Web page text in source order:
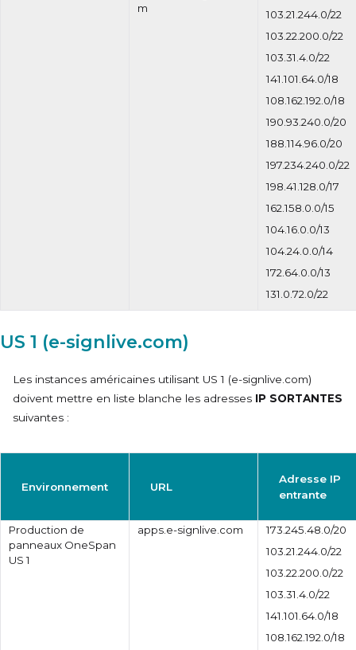
m
103.21.244.0/22
103.22.200.0/22
103.31.4.0/22
141.101.64.0/18
108.162.192.0/18
190.93.240.0/20
188.114.96.0/20
197.234.240.0/22
198.41.128.0/17
162.158.0.0/15
104.16.0.0/13
104.24.0.0/14
172.64.0.0/13
131.0.72.0/22
US 1 (e-signlive.com)
Les instances américaines utilisant US 1 (e-signlive.com)
doivent mettre en liste blanche les adresses IP SORTANTES
suivantes :
Environnement URL
Adresse IP
entrante
Production de
panneaux OneSpan
US 1
apps.e-signlive.com
173.245.48.0/20
103.21.244.0/22
103.22.200.0/22
103.31.4.0/22
141.101.64.0/18
108.162.192.0/18